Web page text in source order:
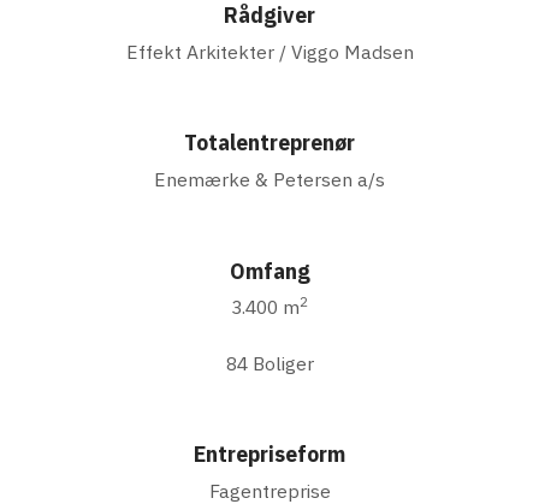
Rådgiver
Effekt Arkitekter / Viggo Madsen
Totalentreprenør
Enemærke & Petersen a/s
Omfang
3.400 m2
84 Boliger
Entrepriseform
Fagentreprise